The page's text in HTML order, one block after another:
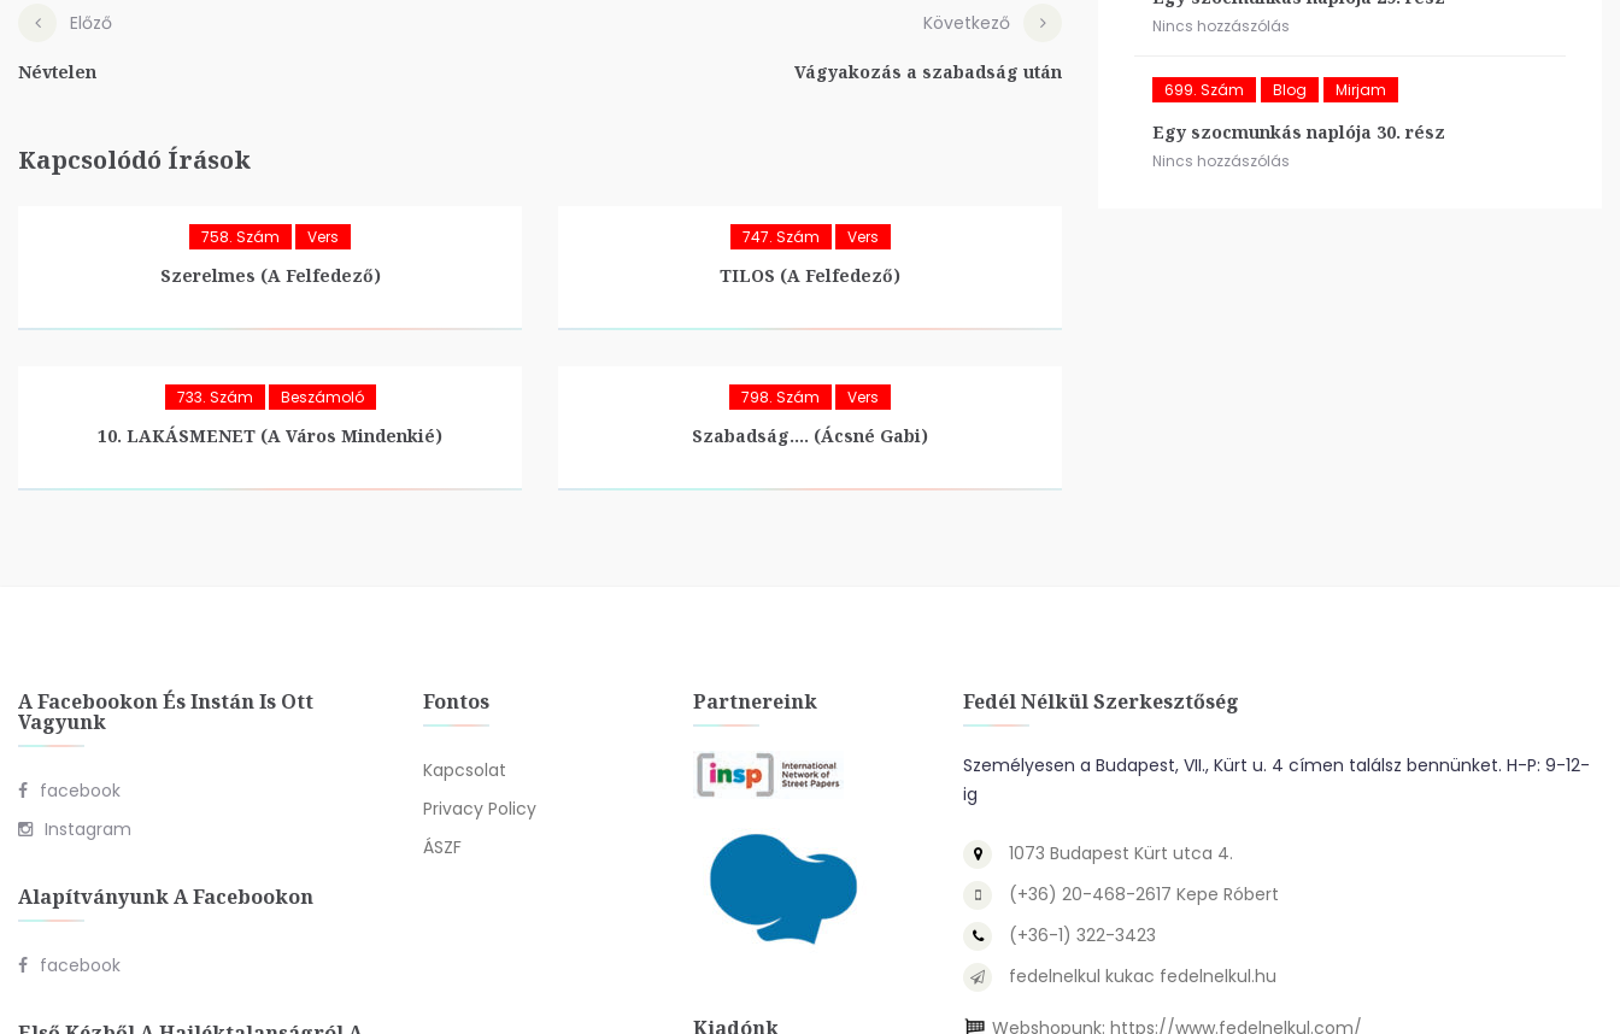
Előző
Névtelen
Következő
Vágyakozás a szabadság után
Kapcsolódó Írások
758. Szám Vers
Szerelmes (A Felfedező)
747. Szám Vers
TILOS (A Felfedező)
733. Szám Beszámoló
10. LAKÁSMENET (A Város Mindenkié)
798. Szám Vers
Szabadság…. (Ácsné Gabi)
Nincs hozzászólás
699. Szám Blog Mirjam
Egy szocmunkás naplója 30. rész
Nincs hozzászólás
A Facebookon És Instán Is Ott
Vagyunk
facebook
Instagram
Alapítványunk A Facebookon
facebook
Fontos
Kapcsolat
Privacy Policy
ÁSZF
Partnereink
Kiadónk
Fedél Nélkül Szerkesztőség
Személyesen a Budapest, VII., Kürt u. 4 címen találsz bennünket. H-P: 9-12-
ig
1073 Budapest Kürt utca 4.
(+36) 20-468-2617 Kepe Róbert
(+36-1) 322-3423
fedelnelkul kukac fedelnelkul.hu
Webshopunk: https://www.fedelnelkul.com/